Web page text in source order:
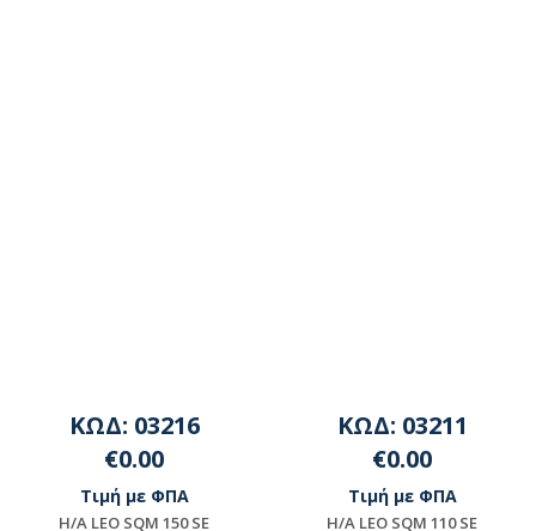
ΚΩΔ: 03216
€0.00
Τιμή με ΦΠΑ
H/A LEO SQΜ 150 SΕ
ΚΩΔ: 03211
€0.00
Τιμή με ΦΠΑ
Η/Α LEO SQΜ 110 SΕ